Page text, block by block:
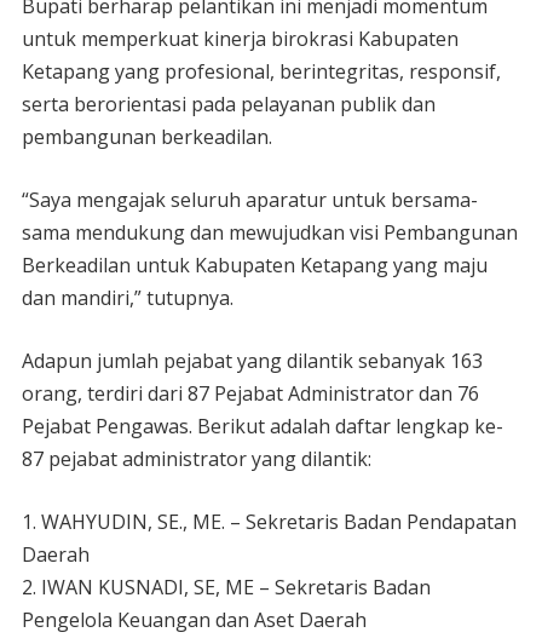
Bupati berharap pelantikan ini menjadi momentum
untuk memperkuat kinerja birokrasi Kabupaten
Ketapang yang profesional, berintegritas, responsif,
serta berorientasi pada pelayanan publik dan
pembangunan berkeadilan.
“Saya mengajak seluruh aparatur untuk bersama-
sama mendukung dan mewujudkan visi Pembangunan
Berkeadilan untuk Kabupaten Ketapang yang maju
dan mandiri,” tutupnya.
Adapun jumlah pejabat yang dilantik sebanyak 163
orang, terdiri dari 87 Pejabat Administrator dan 76
Pejabat Pengawas. Berikut adalah daftar lengkap ke-
87 pejabat administrator yang dilantik:
1. WAHYUDIN, SE., ME. – Sekretaris Badan Pendapatan
Daerah
2. IWAN KUSNADI, SE, ME – Sekretaris Badan
Pengelola Keuangan dan Aset Daerah